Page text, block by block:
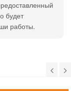
будет
работы.